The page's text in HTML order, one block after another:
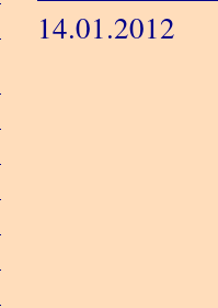
14.01.2012